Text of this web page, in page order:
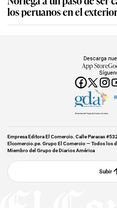
los peruanos en el
Descarga
App Store
Miembro del Grupo de Diarios América
Empresa Editora El Comercio. Calle Paracas
Elcomercio.pe. Grupo El Comercio — Todos los
Miembro del Grupo de Diarios América
Subir